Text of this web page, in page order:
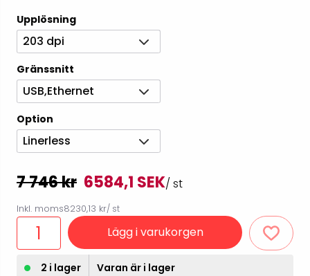
Upplösning
203 dpi
Gränssnitt
USB,Ethernet
Option
Linerless
7 746 kr 6584,1 SEK/ st
Inkl. moms8230,13 kr/ st
Lägg i varukorgen
2 i lager Varan är i lager